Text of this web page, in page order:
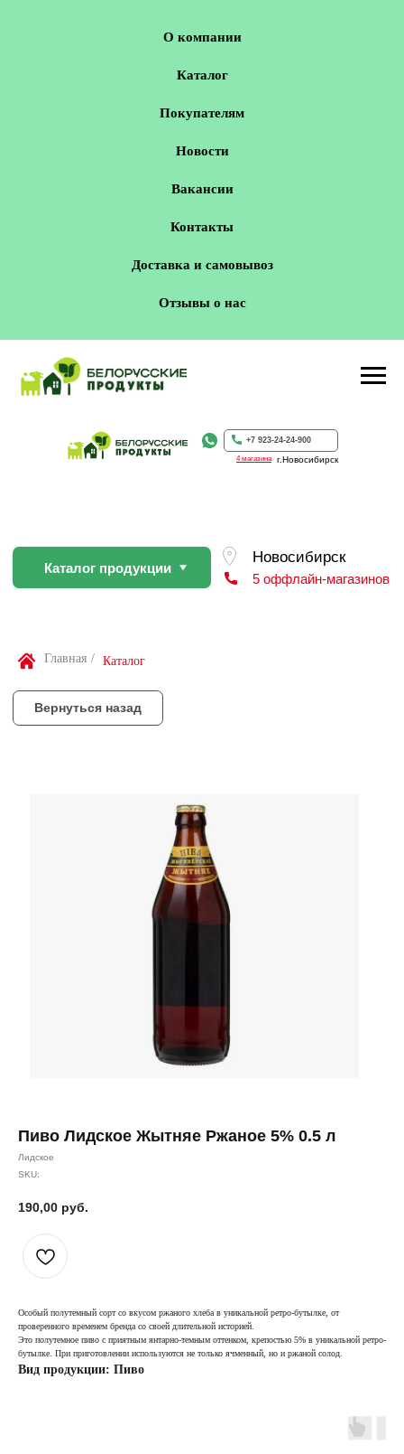
О компании
Каталог
Покупателям
Новости
Вакансии
Контакты
Доставка и самовывоз
Отзывы о нас
г.Новосибирск
+7 923-24-24-900
4 магазина
По Вашей просьбе покупку
профессиональном слайсере
Главная / Каталог
Пиво Лидское Жытняе Ржаное 5% 0.5 л
Лидское
SKU:
190,00 руб.
Особый полутемный сорт со вкусом ржаного хлеба в уникальной ретро-бутылке, от
проверенного временем бренда со своей длительной историей.
Это полутемное пиво с приятным янтарно-темным оттенком, крепостью 5% в уникальной ретро-
бутылке. При приготовлении используются не только ячменный, но и ржаной солод.
Вид продукции: Пиво